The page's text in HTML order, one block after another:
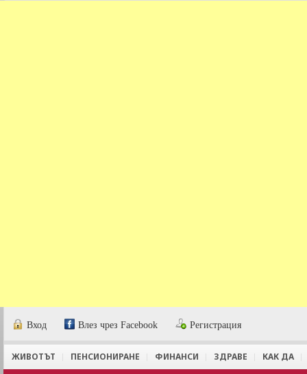
Вход Влез чрез Facebook Регистрация
ЖИВОТЪТ ПЕНСИОНИРАНЕ ФИНАНСИ ЗДРАВЕ КАК ДА